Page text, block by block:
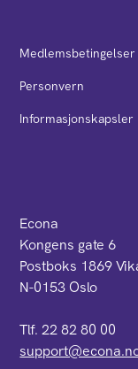
Medlemsbetingelser
Personvern
Informasjonskapsler
Econa
Kongens gate 6
Postboks 1869
N-0153 Oslo
Tlf. 22 82 80 00